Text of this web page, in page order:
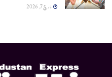
مارچ 7, 2026